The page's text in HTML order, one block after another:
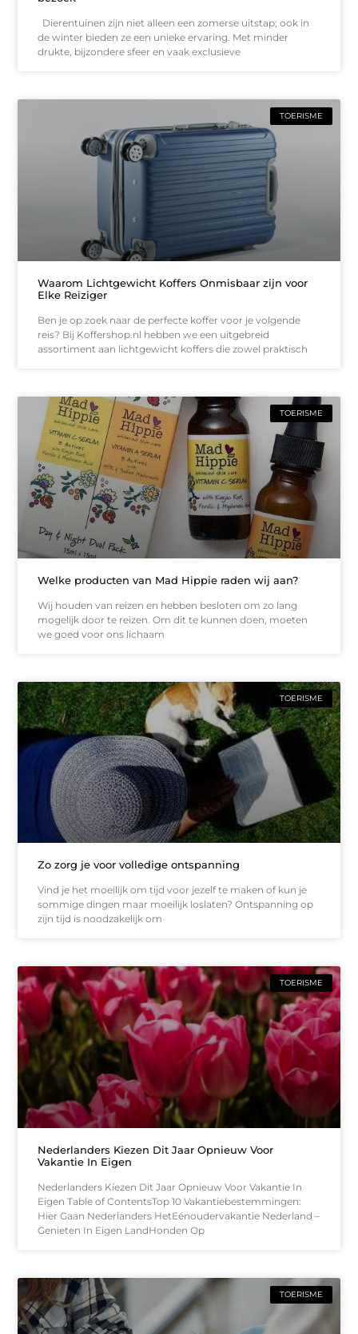
Dierentuinen zijn niet alleen een zomerse uitstap; ook in
de winter bieden ze een unieke ervaring. Met minder
drukte, bijzondere sfeer en vaak exclusieve
TOERISME
Waarom Lichtgewicht Koffers Onmisbaar zijn voor
Elke Reiziger
Ben je op zoek naar de perfecte koffer voor je volgende
reis? Bij Koffershop.nl hebben we een uitgebreid
assortiment aan lichtgewicht koffers die zowel praktisch
TOERISME
Welke producten van Mad Hippie raden wij aan?
Wij houden van reizen en hebben besloten om zo lang
mogelijk door te reizen. Om dit te kunnen doen, moeten
we goed voor ons lichaam
TOERISME
Zo zorg je voor volledige ontspanning
Vind je het moeilijk om tijd voor jezelf te maken of kun je
sommige dingen maar moeilijk loslaten? Ontspanning op
zijn tijd is noodzakelijk om
TOERISME
Nederlanders Kiezen Dit Jaar Opnieuw Voor
Vakantie In Eigen
Nederlanders Kiezen Dit Jaar Opnieuw Voor Vakantie In
Eigen Table of ContentsTop 10 Vakantiebestemmingen:
Hier Gaan Nederlanders HetEénoudervakantie Nederland –
Genieten In Eigen LandHonden Op
TOERISME